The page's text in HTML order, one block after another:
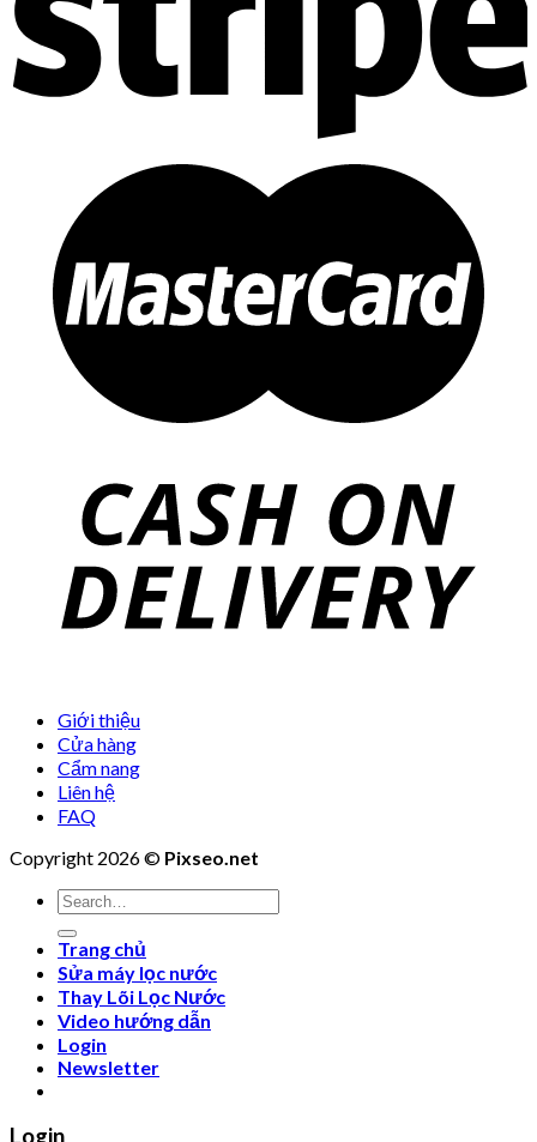
Giới thiệu
Cửa hàng
Cẩm nang
Liên hệ
FAQ
Copyright 2026 © Pixseo.net
Search
for:
Trang chủ
Sửa máy lọc nước
Thay Lõi Lọc Nước
Video hướng dẫn
Login
Newsletter
Login